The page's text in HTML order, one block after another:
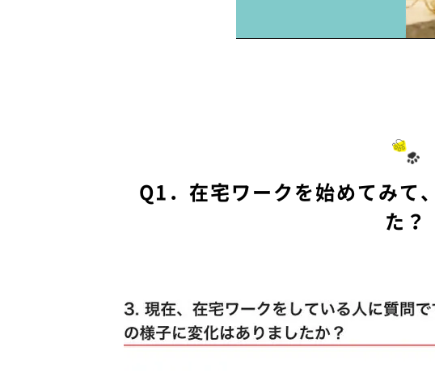
Q1．在宅ワークを始めてみて
た？